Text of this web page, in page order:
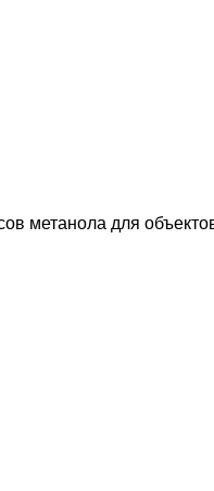
метанола для